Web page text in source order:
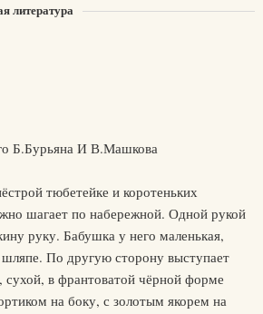
литература
Б.Бурьяна И В.Машкова
тюбетейке и коротеньких
шагает по набережной. Одной рукой
руку. Бабушка у него маленькая,
шляпе. По другую сторону выступает
в франтоватой чёрной форме
на боку, с золотым якорем на